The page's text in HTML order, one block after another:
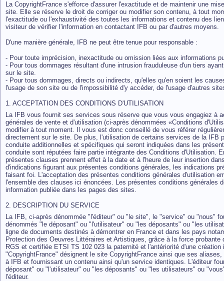
La CopyrightFrance s'efforce d'assurer l'exactitude et de maintenir une
site. Elle se réserve le droit de corriger ou modifier son contenu, à tout
l'exactitude ou l'exhaustivité des toutes les informations et contenu des
visiteur de vérifier l'information en contactant IFB ou par d'autres moyens.
D'une manière générale, IFB ne peut être tenue pour responsable :
- Pour toute imprécision, inexactitude ou omission liées aux informations
- Pour tous dommages résultant d'une intrusion frauduleuse d'un tiers
sur le site.
- Pour tous dommages, directs ou indirects, qu'elles qu'en soient les
l'usage de son site ou de l'impossibilité d'y accéder, de l'usage d'autres
1. ACCEPTATION DES CONDITIONS D'UTILISATION
La IFB vous fournit ses services sous réserve que vous vous engagiez à
générales de vente et d'utilisation (ci-après dénommées «Conditions
modifier à tout moment. Il vous est donc conseillé de vous référer
directement sur le site. De plus, l'utilisation de certains services de la IFB
conduite additionnelles et spécifiques qui seront indiquées dans les
conduite sont réputées faire partie intégrante des Conditions d'Utilisation.
présentes clauses prennent effet à la date et à l'heure de leur insertion
d'indications figurant aux présentes conditions générales, les indications
faisant foi. L'acceptation des présentes conditions générales d'utilisation
l'ensemble des clauses ici énoncées. Les présentes conditions générales
information publiée dans les pages des sites.
2. DESCRIPTION DU SERVICE
La IFB, ci-après dénommée "l'éditeur" ou "le site", le "service" ou "nous"
dénommés "le déposant" ou "l'utilisateur" ou "les déposants" ou "les
ligne de documents destinés à démontrer en France et dans les pays
Protection des Oeuvres Littéraires et Artistiques, grâce à la force
RGS et certifiée ETSI TS 102 023 la paternité et l'antériorité d'une
"CopyrightFrance" désignent le site CopyrightFrance ainsi que ses
à IFB et fournissant un contenu ainsi qu'un service identiques. L'éditeur
déposant" ou "l'utilisateur" ou "les déposants" ou "les utilisateurs" ou
l'éditeur.